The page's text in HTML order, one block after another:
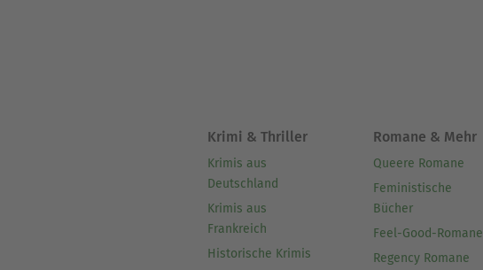
Krimi & Thriller
Krimis aus
Deutschland
Krimis aus
Frankreich
Historische Krimis
Romane & Mehr
Queere Romane
Feministische
Bücher
Feel-Good-Romane
Regency Romane